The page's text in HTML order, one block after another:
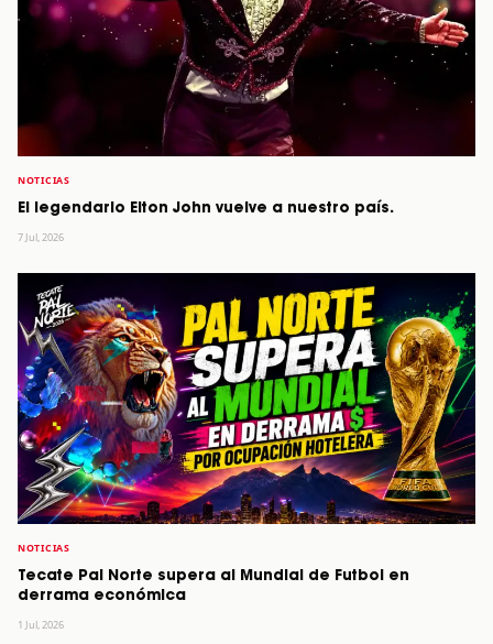
NOTICIAS
El legendario Elton John vuelve a nuestro país.
7 Jul, 2026
NOTICIAS
Tecate Pal Norte supera al Mundial de Futbol en
derrama económica
1 Jul, 2026